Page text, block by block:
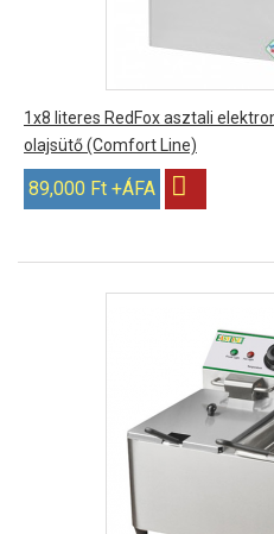
1x8 literes RedFox asztali
olajsütő (Comfort Line)
89,000 Ft +ÁFA